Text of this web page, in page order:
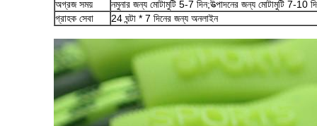
অগ্রজ সময়
নমুনার জন্য মোটামুটি 5-7 দিন;উত্পাদনের জন্য মোটামুটি 7-10
গ্রাহক সেবা
24 ঘন্টা * 7 দিনের জন্য অনলাইন